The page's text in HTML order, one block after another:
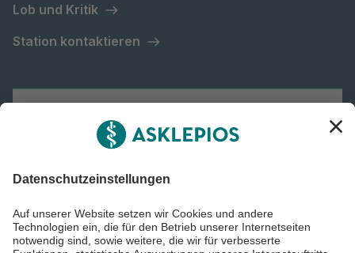
Lob und Kritik
Station kontaktieren
Asklepios Gruppe